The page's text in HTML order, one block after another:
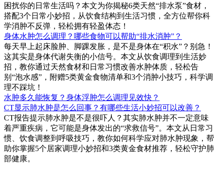
困扰你的日常生活吗？本文为你揭秘6类天然“排水泵”食材，
搭配3个日常小妙招，从饮食结构到生活习惯，全方位帮你科
学消肿不反弹，轻松拥有轻盈体态！
身体水肿怎么调理？哪些食物可以帮助“排水消肿”？
每天早上起床脸肿、脚踝发胀，是不是身体在“积水”？别急！
这其实是身体代谢失衡的小信号。本文从饮食调理到生活妙
招，教你通过天然食材和日常习惯改善水肿体质，轻松告
别“泡水感”，附赠5类黄金食物清单和3个消肿小技巧，科学调
理不踩坑！
水肿多久能恢复？身体浮肿怎么调理见效快？
CT显示肺水肿是怎么回事？有哪些生活小妙招可以改善？
CT报告提示肺水肿是不是很吓人？其实肺水肿并不一定意味
着严重疾病，它可能是身体发出的“求救信号”。本文从日常习
惯、饮食调整到呼吸技巧，教你如何科学应对肺水肿现象，帮
助你掌握5个居家调理小妙招和3类黄金食材推荐，轻松守护肺
部健康。